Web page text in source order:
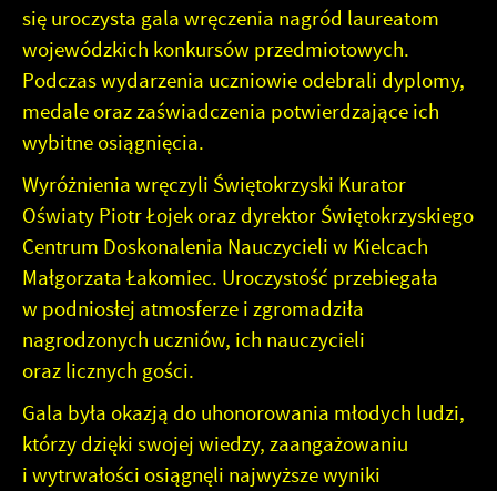
się uroczysta gala wręczenia nagród laureatom
wojewódzkich konkursów przedmiotowych.
Podczas wydarzenia uczniowie odebrali dyplomy,
medale oraz zaświadczenia potwierdzające ich
wybitne osiągnięcia.
Wyróżnienia wręczyli Świętokrzyski Kurator
Oświaty Piotr Łojek oraz dyrektor Świętokrzyskiego
Centrum Doskonalenia Nauczycieli w Kielcach
Małgorzata Łakomiec. Uroczystość przebiegała
w podniosłej atmosferze i zgromadziła
nagrodzonych uczniów, ich nauczycieli
oraz licznych gości.
Gala była okazją do uhonorowania młodych ludzi,
którzy dzięki swojej wiedzy, zaangażowaniu
i wytrwałości osiągnęli najwyższe wyniki
naszych komunikatów na podstawie analizy Twoich
upodobań oraz Twoich zwyczajów dotyczących
przeglądanej witryny internetowej. Treści promocyjne
mogą pojawić się na stronach podmiotów trzecich lub firm
będących naszymi partnerami oraz innych dostawców
usług. Firmy te działają w charakterze pośredników
prezentujących nasze treści w postaci wiadomości, ofert,
komunikatów mediów społecznościowych.